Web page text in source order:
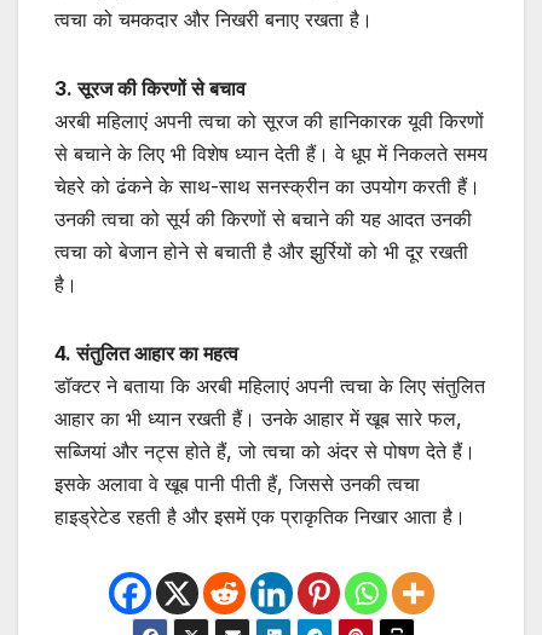
त्वचा को चमकदार और निखरी बनाए रखता है।
3. सूरज की किरणों से बचाव
अरबी महिलाएं अपनी त्वचा को सूरज की हानिकारक यूवी किरणों
से बचाने के लिए भी विशेष ध्यान देती हैं। वे धूप में निकलते समय
चेहरे को ढंकने के साथ-साथ सनस्क्रीन का उपयोग करती हैं।
उनकी त्वचा को सूर्य की किरणों से बचाने की यह आदत उनकी
त्वचा को बेजान होने से बचाती है और झुर्रियों को भी दूर रखती
है।
4. संतुलित आहार का महत्व
डॉक्टर ने बताया कि अरबी महिलाएं अपनी त्वचा के लिए संतुलित
आहार का भी ध्यान रखती हैं। उनके आहार में खूब सारे फल,
सब्जियां और नट्स होते हैं, जो त्वचा को अंदर से पोषण देते हैं।
इसके अलावा वे खूब पानी पीती हैं, जिससे उनकी त्वचा
हाइड्रेटेड रहती है और इसमें एक प्राकृतिक निखार आता है।